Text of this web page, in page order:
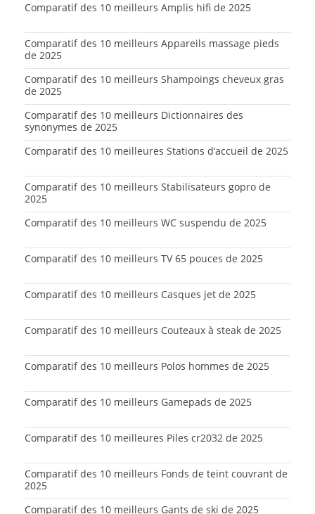
Comparatif des 10 meilleurs Amplis hifi de 2025
Comparatif des 10 meilleurs Appareils massage pieds
de 2025
Comparatif des 10 meilleurs Shampoings cheveux gras
de 2025
Comparatif des 10 meilleurs Dictionnaires des
synonymes de 2025
Comparatif des 10 meilleures Stations d’accueil de 2025
Comparatif des 10 meilleurs Stabilisateurs gopro de
2025
Comparatif des 10 meilleurs WC suspendu de 2025
Comparatif des 10 meilleurs TV 65 pouces de 2025
Comparatif des 10 meilleurs Casques jet de 2025
Comparatif des 10 meilleurs Couteaux à steak de 2025
Comparatif des 10 meilleurs Polos hommes de 2025
Comparatif des 10 meilleurs Gamepads de 2025
Comparatif des 10 meilleures Piles cr2032 de 2025
Comparatif des 10 meilleurs Fonds de teint couvrant de
2025
Comparatif des 10 meilleurs Gants de ski de 2025